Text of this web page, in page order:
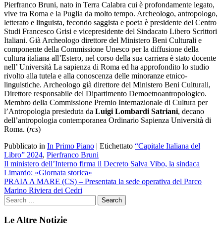
Pierfranco Bruni, nato in Terra Calabra cui è profondamente legato,
vive tra Roma e la Puglia da molto tempo. Archeologo, antropologo,
letterato e linguista, fecondo saggista e poeta è presidente del Centro
Studi Francesco Grisi e vicepresidente del Sindacato Libero Scrittori
Italiani. Già Archeologo direttore del Ministero Beni Culturali e
componente della Commissione Unesco per la diffusione della
cultura italiana all’Estero, nel corso della sua carriera è stato docente
nell’ Università La sapienza di Roma ed ha approfondito lo studio
rivolto alla tutela e alla conoscenza delle minoranze etnico-
linguistiche. Archeologo già direttore del Ministero Beni Culturali,
Direttore responsabile del Dipartimento Demoetnoantropologico.
Membro della Commissione Premio Internazionale di Cultura per
l’Antropologia presieduta da Luigi Lombardi Satriani, decano
dell’antropologia contemporanea Ordinario Sapienza Università di
Roma. (rcs)
Pubblicato in In Primo Piano | Etichettato “Capitale Italiana del
Libro” 2024, Pierfranco Bruni
Navigazione
articoli
Il ministero dell’Interno firma il Decreto Salva Vibo, la sindaca
Limardo: «Giornata storica»
PRAIA A MARE (CS) – Presentata la sede operativa del Parco
Marino Riviera dei Cedri
Le Altre Notizie